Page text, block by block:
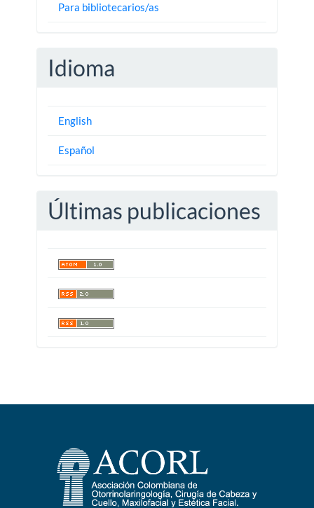
Para bibliotecarios/as
Idioma
English
Español
Últimas publicaciones